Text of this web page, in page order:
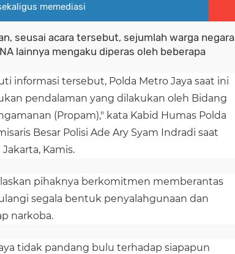
memediasi
seusai acara tersebut, sejumlah warga negara
lainnya mengaku diperas oleh beberapa
informasi tersebut, Polda Metro Jaya saat ini
pendalaman yang dilakukan oleh Bidang
(Propam)," kata Kabid Humas Polda
Besar Polisi Ade Ary Syam Indradi saat
Kamis.
pihaknya berkomitmen memberantas
segala bentuk penyalahgunaan dan
narkoba.
tidak pandang bulu terhadap siapapun